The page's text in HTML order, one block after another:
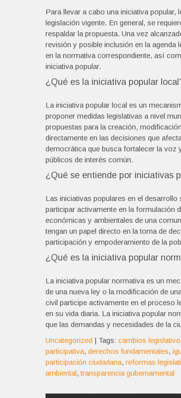
Para llevar a cabo una iniciativa
legislación vigente. En general, se
respaldar la propuesta. Una vez
revisión y posible inclusión en la
en la normativa correspondiente, así
iniciativa popular.
¿Qué es la iniciativa popular
La iniciativa popular local es un
proponer medidas legislativas a nivel
propuestas para la creación,
directamente en las decisiones que
democrática que busca fortalecer la voz
públicos de interés común.
¿Qué se entiende por iniciativas
Las iniciativas populares en el
participar activamente en la formulación
económicas y ambientales de una
tengan un papel directo en la toma de
participación y empoderamiento de la
¿Qué es la iniciativa popular
La iniciativa popular normativa es un
de una nueva ley o la modificación de
civil participe activamente en el proceso
en su vida diaria. La iniciativa popular
que las demandas y necesidades de la
Uncategorized | Tags: cambios
participativa, derechos fundamentales,
participación ciudadana, reformas
ambiental,transparencia gubernamental